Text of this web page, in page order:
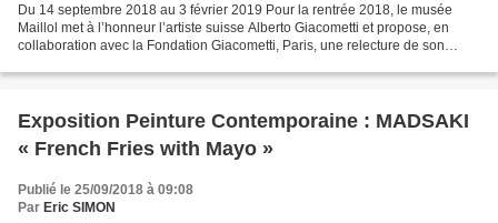
Du 14 septembre 2018 au 3 février 2019 Pour la rentrée 2018, le musée
Maillol met à l’honneur l’artiste suisse Alberto Giacometti et propose, en
collaboration avec la Fondation Giacometti, Paris, une relecture de son
Exposition Peinture Contemporaine : MADSAKI
« French Fries with Mayo »
Publié le 25/09/2018 à 09:08
Par Eric SIMON